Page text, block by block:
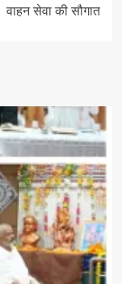
वाहन सेवा की सौगात